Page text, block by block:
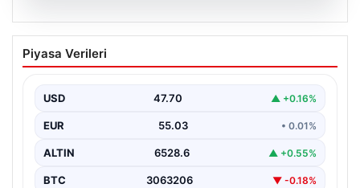
05.08.2026
Beşiktaş Hradec Kralove Maçı
Öncesinde Leandro Trossard
Türk futbolunun köklü kulüplerinden Beşiktaş, UEFA
Piyasa Verileri
USD 47.70 ▲ +0.16%
EUR 55.03 • 0.01%
ALTIN 6528.6 ▲ +0.55%
BTC 3063206 ▼ -0.18%